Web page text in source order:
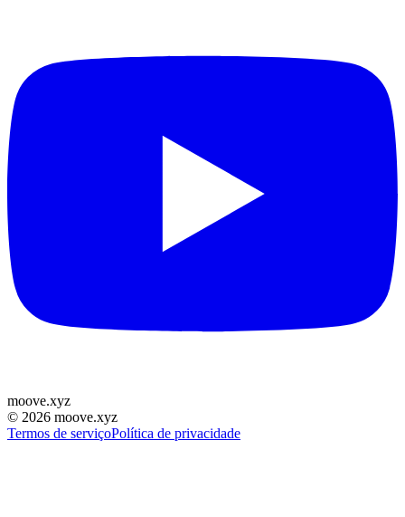
moove.xyz
© 2026 moove.xyz
Termos de serviçoPolítica de privacidade